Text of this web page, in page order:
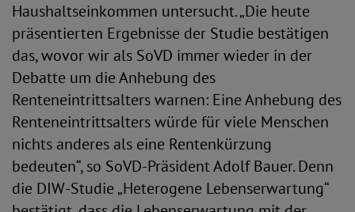
Haushaltseinkommen untersucht. „Die heute
präsentierten Ergebnisse der Studie bestätigen
das, wovor wir als SoVD immer wieder in der
Debatte um die Anhebung des
Renteneintrittsalters warnen: Eine Anhebung des
Renteneintrittsalters würde für viele Menschen
nichts anderes als eine Rentenkürzung
bedeuten“, so SoVD-Präsident Adolf Bauer. Denn
die DIW-Studie „Heterogene Lebenserwartung“